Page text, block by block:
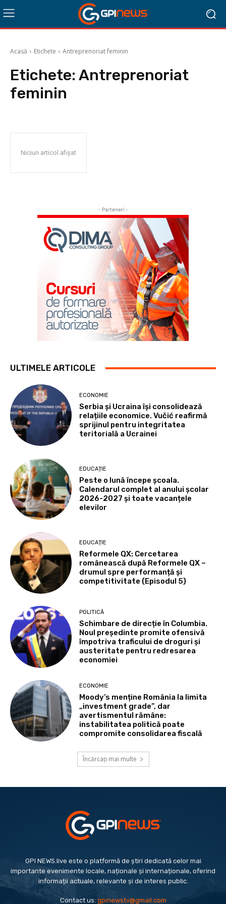
Acasă Etichete Antreprenoriat feminin
Etichete: Antreprenoriat
feminin
Niciun articol afișat
- Parteneri -
ULTIMELE ARTICOLE
ECONOMIE
Serbia și Ucraina își consolidează
relațiile economice. Vučić reafirmă
sprijinul pentru integritatea
teritorială a Ucrainei
EDUCAȚIE
Peste o lună începe școala.
Calendarul complet al anului școlar
2026-2027 și toate vacanțele
elevilor
EDUCAȚIE
Reformele QX: Cercetarea
românească după Reformele QX –
drumul spre performanță și
competitivitate (Episodul 5)
POLITICĂ
Schimbare de direcție în Columbia.
Noul președinte promite ofensivă
împotriva traficului de droguri și
austeritate pentru redresarea
economiei
ECONOMIE
Moody’s menține România la limita
„investment grade”, dar
avertismentul rămâne:
instabilitatea politică poate
compromite consolidarea fiscală
Încărcați mai multe
GPI NEWS.live este o platformă de știri dedicată celor mai
importante evenimente locale, naționale și internaționale, oferind
informații actuale, relevante și de interes public.
Contact us:gpinewstv@gmail.com